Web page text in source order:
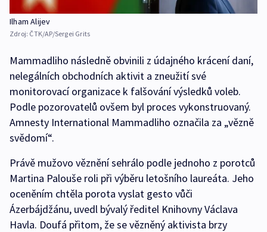
Ilham Alijev
Zdroj: ČTK/AP/Sergei Grits
Mammadliho následně obvinili z údajného krácení daní,
nelegálních obchodních aktivit a zneužití své
monitorovací organizace k falšování výsledků voleb.
Podle pozorovatelů ovšem byl proces vykonstruovaný.
Amnesty International Mammadliho označila za „vězně
svědomí“.
Právě mužovo věznění sehrálo podle jednoho z porotců
Martina Palouše roli při výběru letošního laureáta. Jeho
oceněním chtěla porota vyslat gesto vůči
Ázerbájdžánu, uvedl bývalý ředitel Knihovny Václava
Havla. Doufá přitom, že se vězněný aktivista brzy